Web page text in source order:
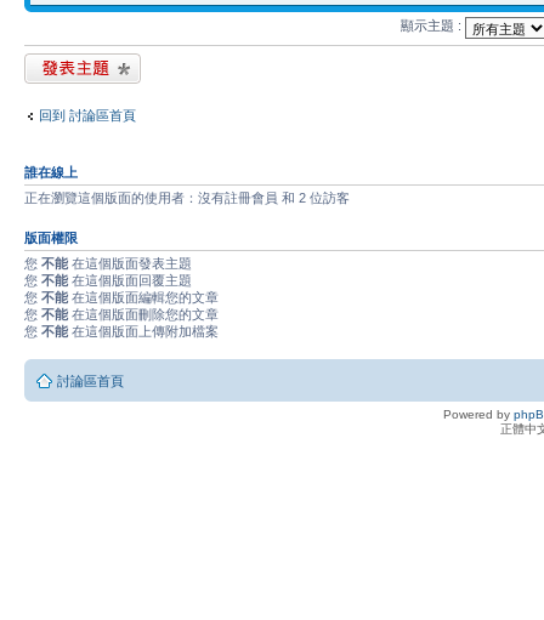
顯示主題 :
發表新主題
回到 討論區首頁
誰在線上
正在瀏覽這個版面的使用者：沒有註冊會員 和 2 位訪客
版面權限
您 不能 在這個版面發表主題
您 不能 在這個版面回覆主題
您 不能 在這個版面編輯您的文章
您 不能 在這個版面刪除您的文章
您 不能 在這個版面上傳附加檔案
討論區首頁
Powered by
正體中